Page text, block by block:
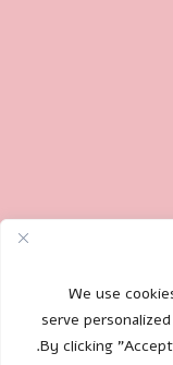
We use
serve
By clicking